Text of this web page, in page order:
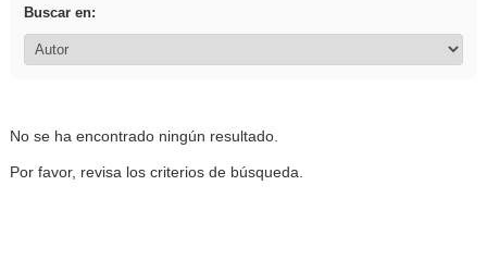
Buscar en:
No se ha encontrado ningún resultado.
Por favor, revisa los criterios de búsqueda.